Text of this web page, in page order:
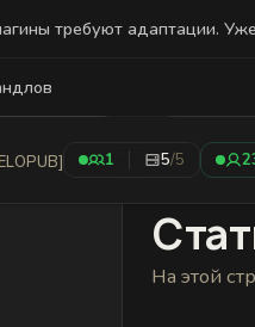
1 5/5
На этой
требуют адаптации.